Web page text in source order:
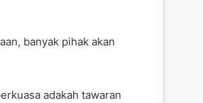
banyak pihak akan
adakah tawaran